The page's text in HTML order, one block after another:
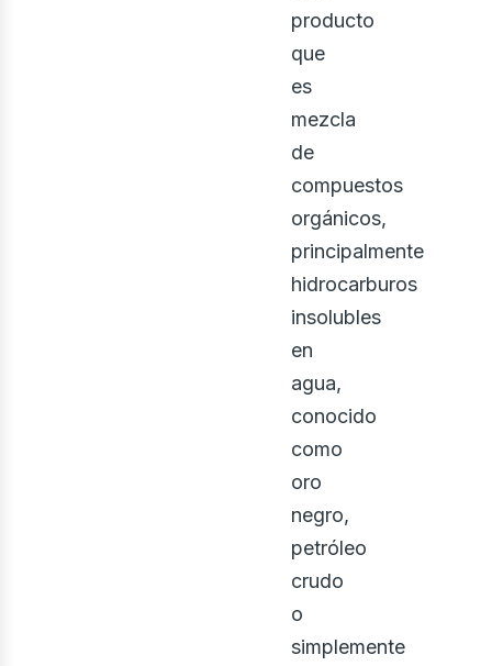
producto
que
es
mezcla
de
compuestos
orgánicos,
principalmente
hidrocarburos
insolubles
en
agua,
conocido
como
oro
negro,
petróleo
crudo
o
simplemente